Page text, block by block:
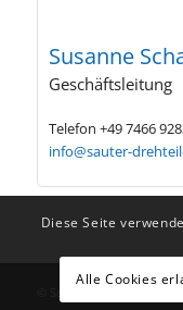
Susanne
Geschäftsleitung
Telefon +49 7466
info@sauter-
Diese Seite
Alle Cookies